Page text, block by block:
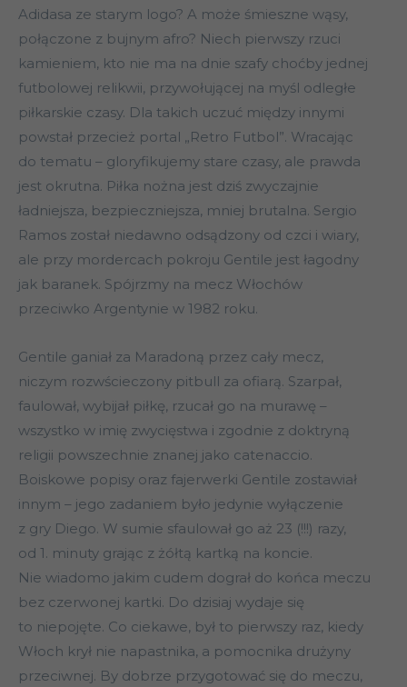
Adidasa ze starym logo? A może śmieszne wąsy,
połączone z bujnym afro? Niech pierwszy rzuci
kamieniem, kto nie ma na dnie szafy choćby jednej
futbolowej relikwii, przywołującej na myśl odległe
piłkarskie czasy. Dla takich uczuć między innymi
powstał przecież portal „Retro Futbol”. Wracając
do tematu – gloryfikujemy stare czasy, ale prawda
jest okrutna. Piłka nożna jest dziś zwyczajnie
ładniejsza, bezpieczniejsza, mniej brutalna. Sergio
Ramos został niedawno odsądzony od czci i wiary,
ale przy mordercach pokroju Gentile jest łagodny
jak baranek. Spójrzmy na mecz Włochów
przeciwko Argentynie w 1982 roku.
Gentile ganiał za Maradoną przez cały mecz,
niczym rozwścieczony pitbull za ofiarą. Szarpał,
faulował, wybijał piłkę, rzucał go na murawę –
wszystko w imię zwycięstwa i zgodnie z doktryną
religii powszechnie znanej jako catenaccio.
Boiskowe popisy oraz fajerwerki Gentile zostawiał
innym – jego zadaniem było jedynie wyłączenie
z gry Diego. W sumie sfaulował go aż 23 (!!!) razy,
od 1. minuty grając z żółtą kartką na koncie.
Nie wiadomo jakim cudem dograł do końca meczu
bez czerwonej kartki. Do dzisiaj wydaje się
to niepojęte. Co ciekawe, był to pierwszy raz, kiedy
Włoch krył nie napastnika, a pomocnika drużyny
przeciwnej. By dobrze przygotować się do meczu,